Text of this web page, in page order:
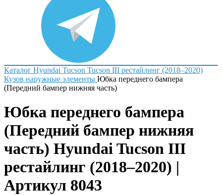
Каталог Hyundai Tucson Tucson III рестайлинг (2018–2020)
Кузов наружные элементы Юбка переднего бампера
(Передний бампер нижняя часть)
Юбка переднего бампера
(Передний бампер нижняя
часть) Hyundai Tucson III
рестайлинг (2018–2020) |
Артикул 8043